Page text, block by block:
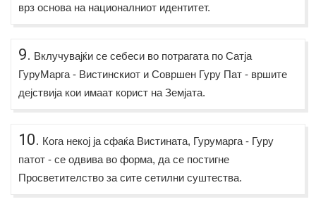
врз основа на националниот идентитет.
9. Вклучувајќи се себеси во потрагата по Сатја
ГуруМарга - Вистинскиот и Совршен Гуру Пат - вршите
дејствија кои имаат корист на Земјата.
10. Кога некој ја сфаќа Вистината, Гурумарга - Гуру
патот - се одвива во форма, да се постигне
Просветителство за сите сетилни суштества.